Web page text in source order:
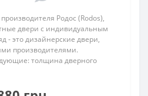
Родос (Rodos),
двери с индивидуальным
- это дизайнерские двери,
производителями.
толщина дверного